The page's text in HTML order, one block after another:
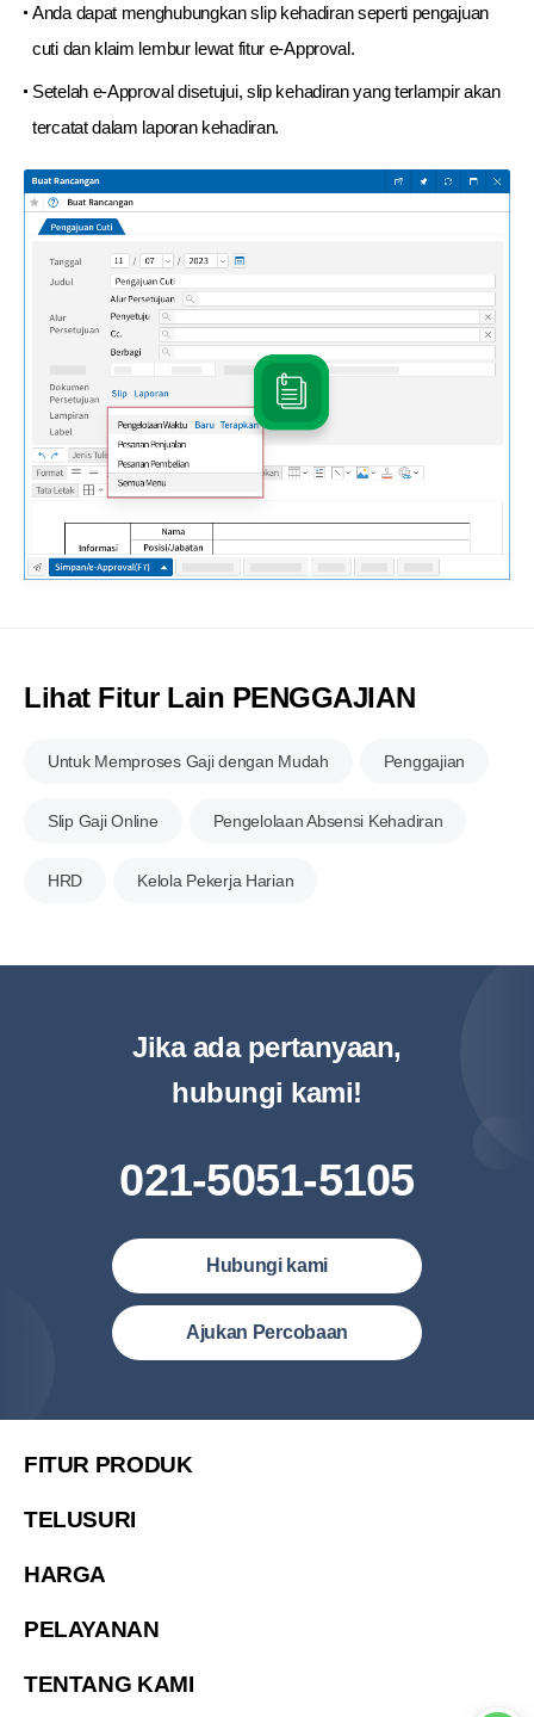
Anda dapat menghubungkan slip kehadiran seperti pengajuan
cuti dan klaim lembur lewat fitur e-Approval.
Setelah e-Approval disetujui, slip kehadiran yang terlampir akan
tercatat dalam laporan kehadiran.
Lihat Fitur Lain PENGGAJIAN
Untuk Memproses Gajidengan Mudah Penggajian
Slip Gaji Online Pengelolaan Absensi Kehadiran
HRD Kelola Pekerja Harian
Jika ada pertanyaan,
hubungi kami!
021-5051-5105
Hubungi kami
Ajukan Percobaan
FITUR PRODUK
TELUSURI
HARGA
PELAYANAN
TENTANG KAMI
Indonesia (Bahasa Indonesia)
简体中文
繁體中文(香港)
Việt Nam (Tiếng Việt)
Philipines(English)